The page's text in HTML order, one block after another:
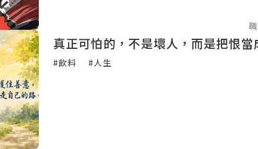
真正可怕的，不是壞人，而是把恨
#飲料 #人生